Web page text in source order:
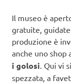
Il museo è
gratuite,
produzione è
anche uno shop
i golosi . Qui vi
spezzata, a